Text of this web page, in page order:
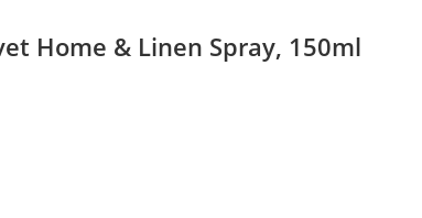
Home & Linen Spray, 150ml